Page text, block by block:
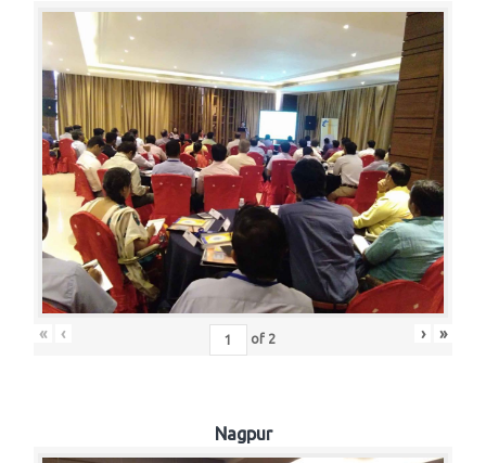
« ‹ of 2 › »
Nagpur